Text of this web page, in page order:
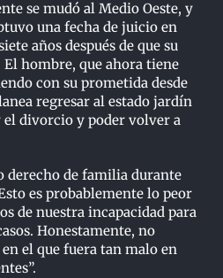
se mudó al Medio Oeste, y
una fecha de juicio en
años después de que su
hombre, que ahora tiene
con su prometida desde
regresar al estado jardín
divorcio y poder volver a
derecho de familia durante
es probablemente lopeor
de nuestra incapacidad para
Honestamente, no
el que fuera tan malo en